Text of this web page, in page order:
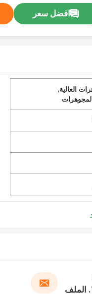
افضل سعر
العالية,
Technology Co., Ltd. الملف